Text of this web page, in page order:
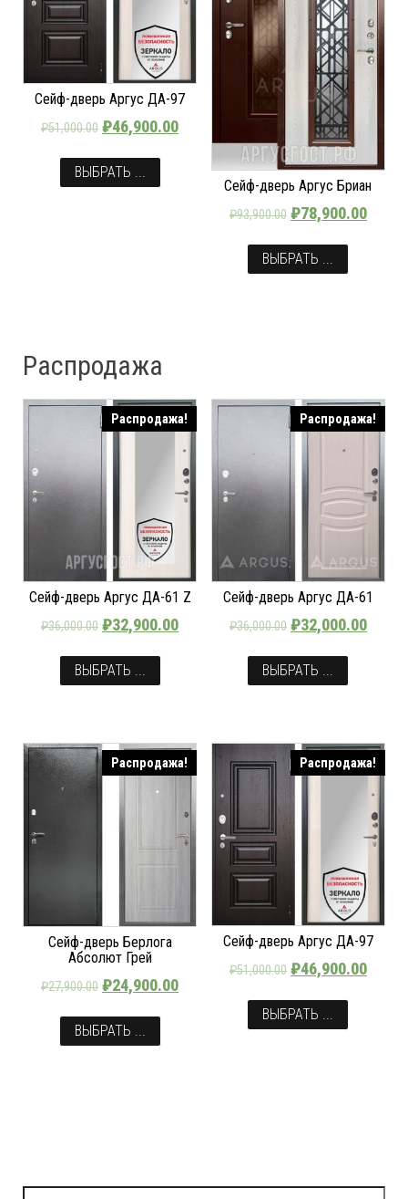
Сейф-дверь Аргус ДА-97
₽51,000.00 ₽46,900.00
ВЫБРАТЬ ...
Сейф-дверь Аргус Бриан
₽93,900.00 ₽78,900.00
ВЫБРАТЬ ...
Распродажа
Распродажа!
Сейф-дверь Аргус ДА-61 Z
₽36,000.00 ₽32,900.00
ВЫБРАТЬ ...
Распродажа!
Сейф-дверь Аргус ДА-61
₽36,000.00 ₽32,000.00
ВЫБРАТЬ ...
Распродажа!
Сейф-дверь Берлога
Абсолют Грей
₽27,900.00 ₽24,900.00
ВЫБРАТЬ ...
Распродажа!
Сейф-дверь Аргус ДА-97
₽51,000.00 ₽46,900.00
ВЫБРАТЬ ...